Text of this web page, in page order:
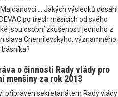
... Jakých výsledků dosáhl
po třech měsících od svého
jsou osobní zkušenosti jednoho z
Chernilevskyho, významného
o činnosti Rady vlády pro
menšiny za rok 2013
připraven sekretariátem Rady vlády